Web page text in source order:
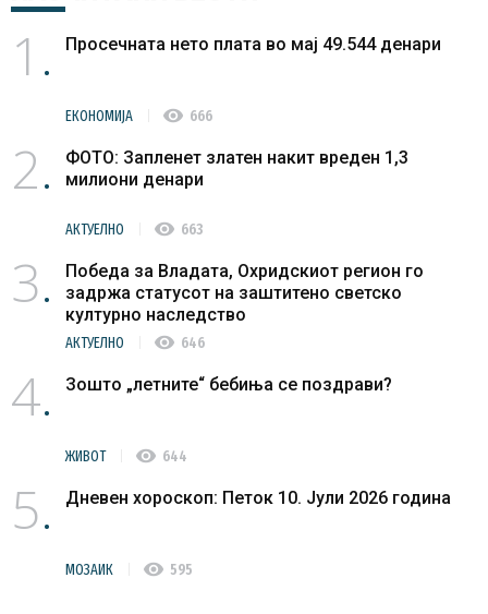
1 Просечната нето плата во мај 49.544 денари
ЕКОНОМИЈА visibility 666
2
ФОТО: Запленет златен накит вреден 1,3
милиони денари
АКТУЕЛНО visibility 663
3
Победа за Владата, Охридскиот регион го
задржа статусот на заштитено светско
културно наследство
АКТУЕЛНО visibility 646
4 Зошто „летните“ бебиња се поздрави?
ЖИВОТ visibility 644
5 Дневен хороскоп: Петок 10. Јули 2026 година
МОЗАИК visibility 595